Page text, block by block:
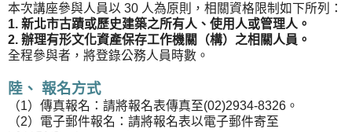
本次講座參與人員以 30 人為原則，相關資格限制如下所列：
1. 新北市古蹟或歷史建築之所有人、使用人或管理人。
2. 辦理有形文化資產保存工作機關（構）之相關人員。
全程參與者，將登錄公務人員時數。
陸、 報名方式
（1）傳真報名：請將報名表傳真至(02)2934-8326。
（2）電子郵件報名：請將報名表以電子郵件寄至